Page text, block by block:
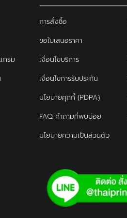
กรม
การสั่งซื้อ
ขอใบเสนอราคา
เงื่อนไขบริการ
เงื่อนไขการรับประกัน
นโยบายคุกกี้ (PDPA)
FAQ คำถามที่พบบ่อย
นโยบายความเป็นส่วนตัว